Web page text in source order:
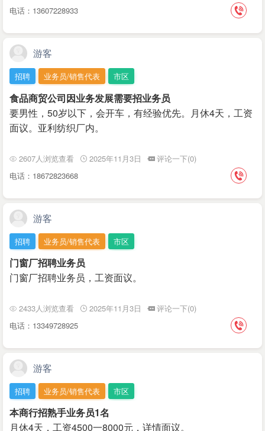
电话：13607228933
游客
招聘 业务员/销售代表 市区
食品商贸公司因业务发展需要招业务员
要男性，50岁以下，会开车，有经验优先。月休4天，工资
面议。亚利纺织厂内。
2607人浏览查看 2025年11月3日
评论一下(0)
电话：18672823668
游客
招聘 业务员/销售代表 市区
门窗厂招聘业务员
门窗厂招聘业务员，工资面议。
2433人浏览查看 2025年11月3日
评论一下(0)
电话：13349728925
游客
招聘 业务员/销售代表 市区
本商行招熟手业务员1名
月休4天，工资4500一8000元，详情面议。